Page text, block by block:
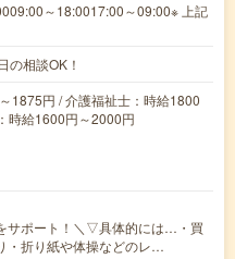
～18:0017:00～09:00※ 上記
相談OK！
1875円 / 介護福祉士：時給1800
時給1600円～2000円
サポート！＼▽具体的には…・買
・折り紙や体操などのレ…